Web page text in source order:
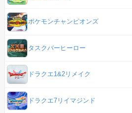
ポケモンチャンピオンズ
タスクバーヒーロー
ドラクエ1&2リメイク
ドラクエ7リイマジンド